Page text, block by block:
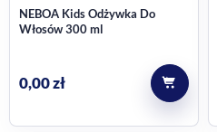
NEBOA Kids Odżywka Do
Włosów 300 ml
0,00zł